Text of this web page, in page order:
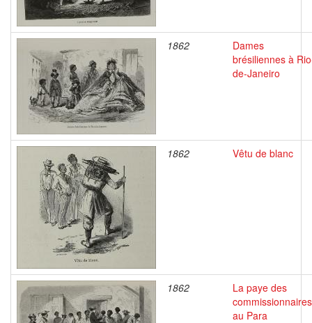
1862
Dames
brésiliennes à
de-Janeiro
1862 Vêtu de blanc
1862
La paye des
au Para